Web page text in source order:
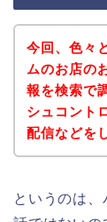
今回、色々
ムのお店の
報を検索で
シュコント
配信などを
というのは